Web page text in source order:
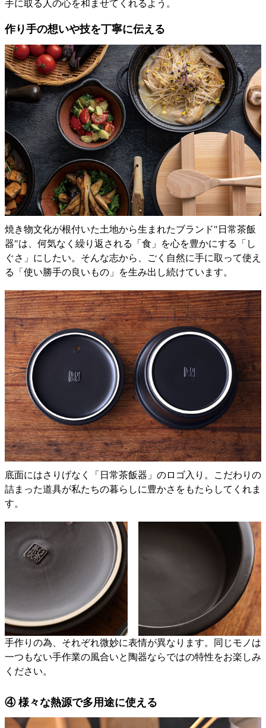
手に取る人の心を和ませてくれるよう。
作り手の想いや技を丁寧に伝える
焼き物文化が根付いた土地から生まれたブランド"日常茶飯
器"は、何気なく繰り返される「食」を心を豊かにする「し
ぐさ」にしたい。そんな志から、ごく自然に手に取って使え
る「使い勝手の良いもの」を生み出し続けています。
底面にはさりげなく「日常茶飯器」のロゴ入り。こだわりの
詰まった道具が私たちの暮らしに豊かさをもたらしてくれま
す。
手作りの為、それぞれ微妙に表情が異なります。同じモノは
一つもない手作業の風合いと陶器ならではの特性をお楽しみ
ください。
④ 様々な熱源で多用途に使える